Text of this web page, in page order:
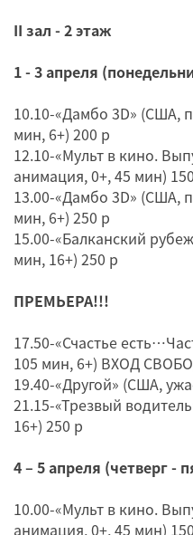
II зал - 2 этаж
1 - 3 апреля
10.10-«Дамбо 3D» (США,
мин, 6+) 200 р
12.10-«Мульт в кино.
анимация, 0+, 45 мин)
13.00-«Дамбо 3D» (США,
мин, 6+) 250 р
15.00-«Балканский
мин, 16+) 250 р
ПРЕМЬЕРА!!!
17.50-«Счастье
105 мин, 6+) ВХОД
19.40-«Другой» (США,
21.15-«Трезвый
16+) 250 р
4 – 5 апреля (четверг -
10.00-«Мульт в кино.
анимация, 0+, 45 мин)